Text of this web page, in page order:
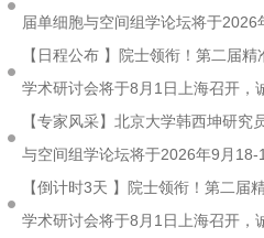
届单细胞与空间组学论坛将于2026
【日程公布 】院士领衔！第二届
学术研讨会将于8月1日上海召开，
【专家风采】北京大学韩西坤研
与空间组学论坛将于2026年9月18-
【倒计时3天 】院士领衔！第二届
学术研讨会将于8月1日上海召开，